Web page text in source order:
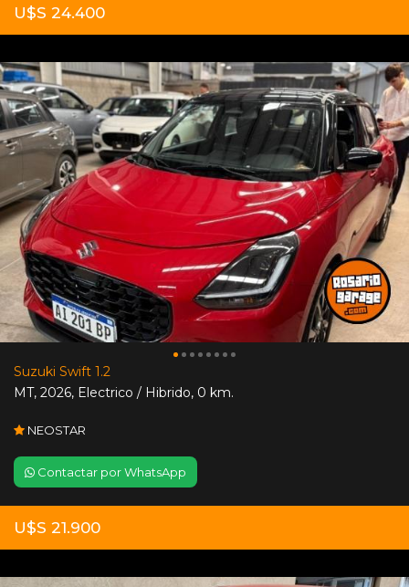
U$S 24.400
Suzuki Swift 1.2
MT, 2026, Electrico / Hibrido, 0 km.
NEOSTAR
Contactar por WhatsApp
U$S 21.900